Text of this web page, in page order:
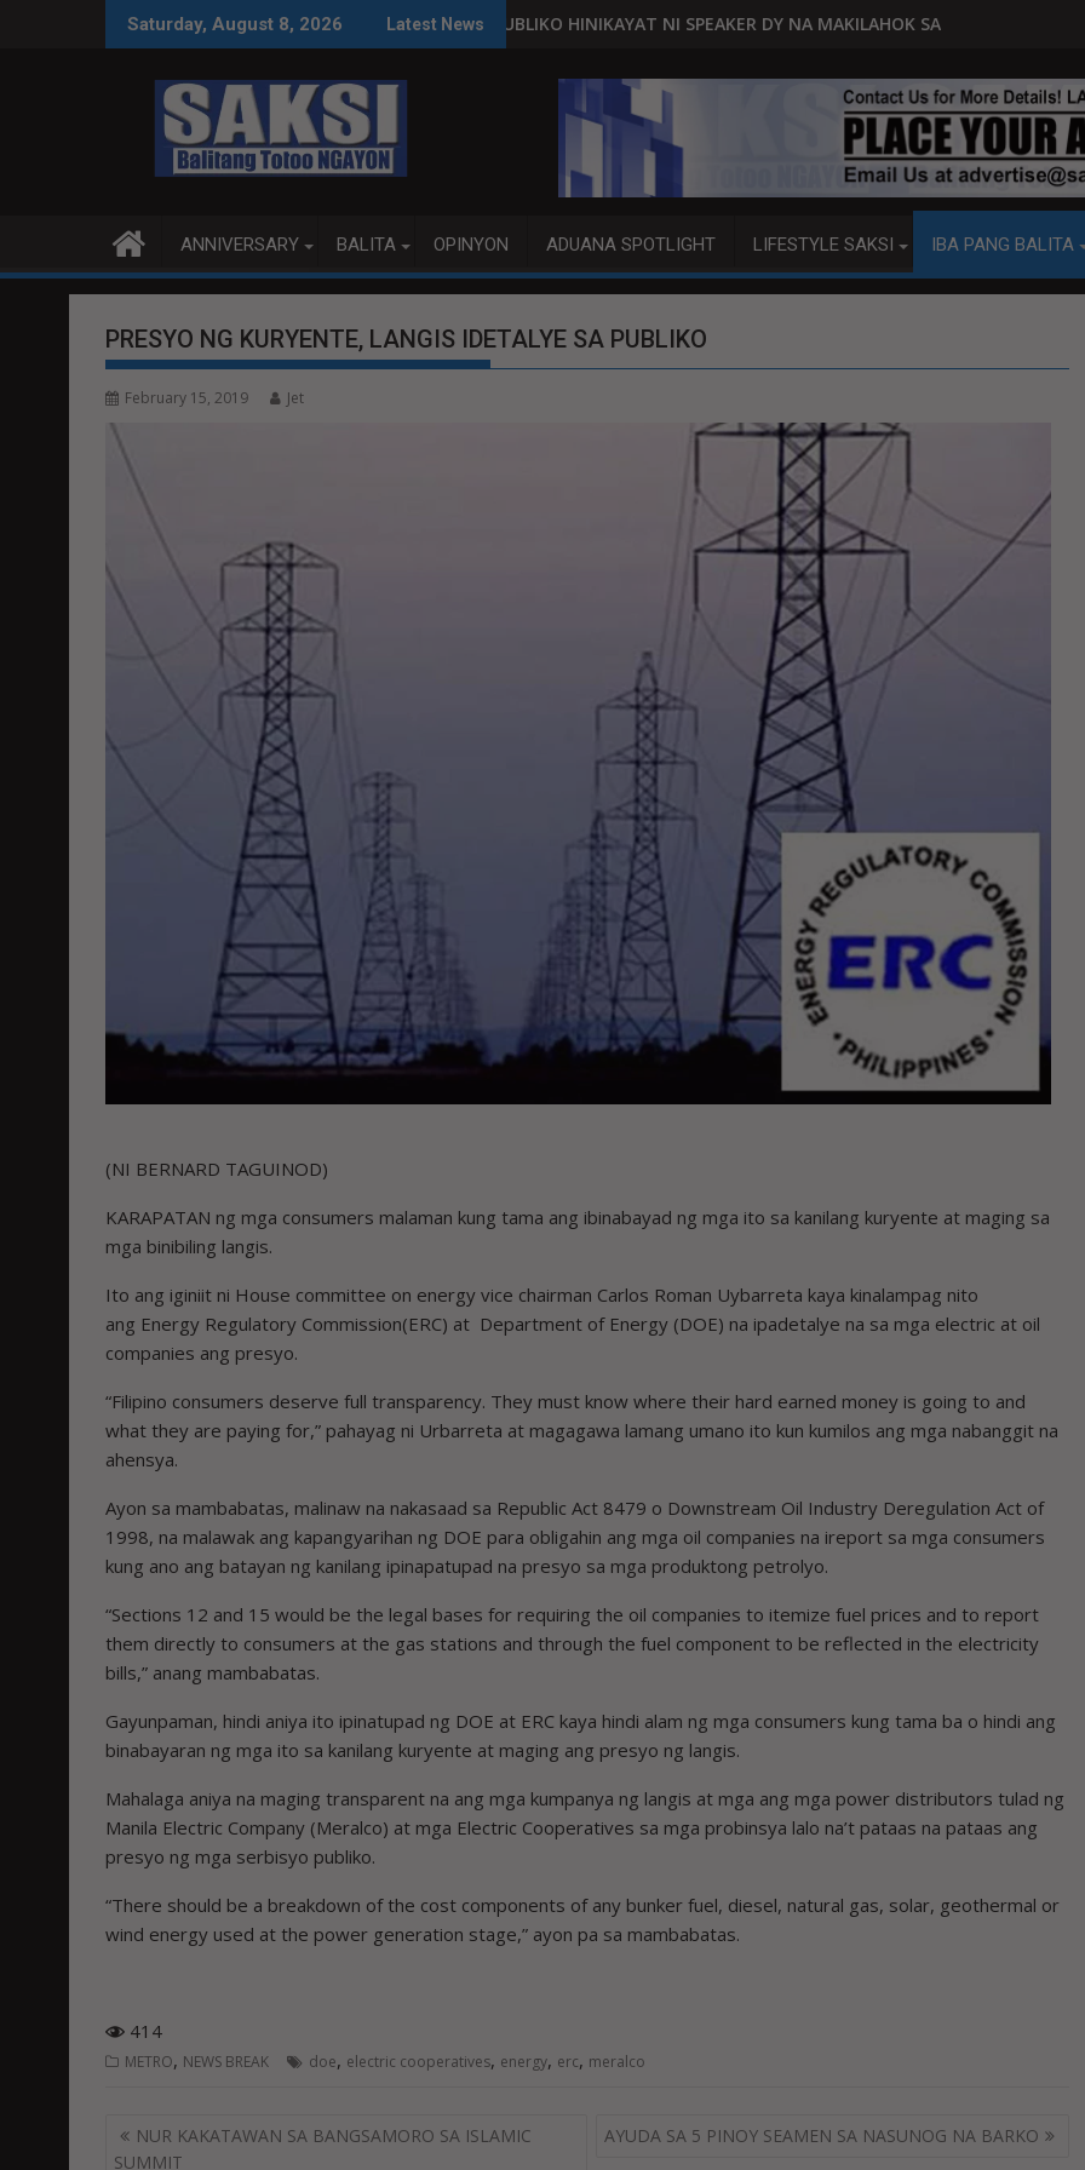
Saturday, August 8, 2026 Latest News
O MAGBITIW
NA SUSPENDIHIN IMPLEMENTASYON NG RPVARAPUBLIKO HINIKAYAT NI SPEAKER DY NA MAKILAHOK SA PAGBUO NG MGA BATAS
MALACAÑANG PINAAARAL NA SA DOJ
ANNIVERSARY BALITA OPINYON ADUANA SPOTLIGHT LIFESTYLE SAKSI IBA PANG BALITA
PRESYO NG KURYENTE, LANGIS IDETALYE SA PUBLIKO
February 15, 2019 Jet
(NI BERNARD TAGUINOD)
KARAPATAN ng mga consumers malaman kung tama ang ibinabayad ng mga ito sa kanilang kuryente at maging sa
mga binibiling langis.
Ito ang iginiit ni House committee on energy vice chairman Carlos Roman Uybarreta kaya kinalampag nito
ang Energy Regulatory Commission(ERC) at Department of Energy (DOE) na ipadetalye na sa mga electric at oil
companies ang presyo.
“Filipino consumers deserve full transparency. They must know where their hard earned money is going to and
what they are paying for,” pahayag ni Urbarreta at magagawa lamang umano ito kun kumilos ang mga nabanggit na
ahensya.
Ayon sa mambabatas, malinaw na nakasaad sa Republic Act 8479 o Downstream Oil Industry Deregulation Act of
1998, na malawak ang kapangyarihan ng DOE para obligahin ang mga oil companies na ireport sa mga consumers
kung ano ang batayan ng kanilang ipinapatupad na presyo sa mga produktong petrolyo.
“Sections 12 and 15 would be the legal bases for requiring the oil companies to itemize fuel prices and to report
them directly to consumers at the gas stations and through the fuel component to be reflected in the electricity
bills,” anang mambabatas.
Gayunpaman, hindi aniya ito ipinatupad ng DOE at ERC kaya hindi alam ng mga consumers kung tama ba o hindi ang
binabayaran ng mga ito sa kanilang kuryente at maging ang presyo ng langis.
Mahalaga aniya na maging transparent na ang mga kumpanya ng langis at mga ang mga power distributors tulad ng
Manila Electric Company (Meralco) at mga Electric Cooperatives sa mga probinsya lalo na’t pataas na pataas ang
presyo ng mga serbisyo publiko.
“There should be a breakdown of the cost components of any bunker fuel, diesel, natural gas, solar, geothermal or
wind energy used at the power generation stage,” ayon pa sa mambabatas.
414
METRO, NEWS BREAK doe, electric cooperatives, energy, erc, meralco
Post
navigation
NUR KAKATAWAN SA BANGSAMORO SA ISLAMIC
SUMMIT
AYUDA SA 5 PINOY SEAMEN SA NASUNOG NA BARKO